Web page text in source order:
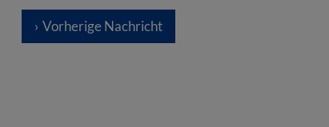
Vorherige Nachricht